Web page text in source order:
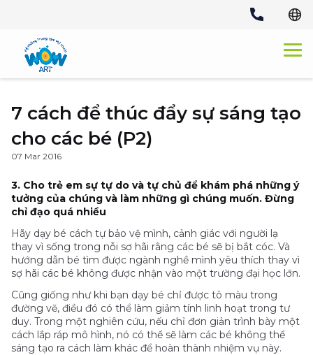
content
7 cách để thúc đẩy sự sáng tạo
cho các bé (P2)
07 Mar 2016
3. Cho trẻ em sự tự do và tự chủ để khám phá những ý
tưởng của chúng và làm những gì chúng muốn. Đừng
chỉ đạo quá nhiều
Hãy dạy bé cách tự bảo vệ mình, cảnh giác với người lạ
thay vì sống trong nỗi sợ hãi rằng các bé sẽ bị bắt cóc. Và
hướng dẫn bé tìm được ngành nghề mình yêu thích thay vì
sợ hãi các bé không được nhận vào một trường đại học lớn.
Cũng giống như khi bạn dạy bé chỉ được tô màu trong
đường vẽ, điều đó có thể làm giảm tính linh hoạt trong tư
duy. Trong một nghiên cứu, nếu chỉ đơn giản trình bày một
cách lắp ráp mô hình, nó có thể sẽ làm các bé không thể
sáng tạo ra cách làm khác để hoàn thành nhiệm vụ này.